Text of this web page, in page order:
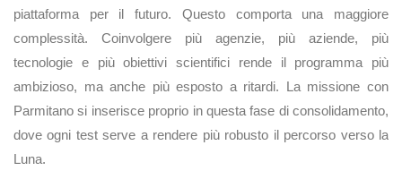
piattaforma per il futuro. Questo comporta una maggiore
complessità. Coinvolgere più agenzie, più aziende, più
tecnologie e più obiettivi scientifici rende il programma più
ambizioso, ma anche più esposto a ritardi. La missione con
Parmitano si inserisce proprio in questa fase di consolidamento,
dove ogni test serve a rendere più robusto il percorso verso la
Luna.